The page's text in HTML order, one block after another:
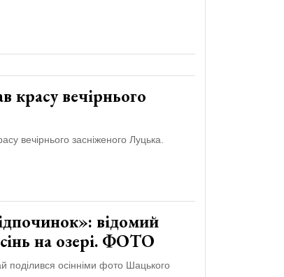
красу вечірнього
вечірнього засніженого Луцька.
відомий
на озері. ФОТО
поділився осінніми фото Шацького